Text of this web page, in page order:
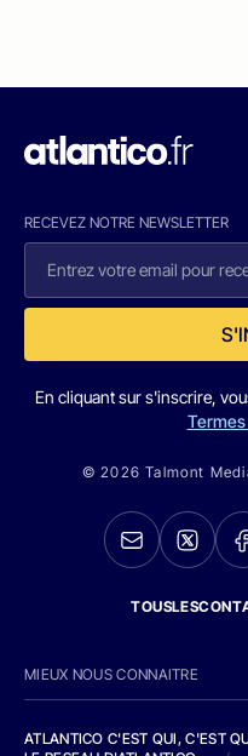
RECEVEZ NOTRE NEWSLETTER
En cliquant sur s'inscrire,
© 2026 Talmont
MIEUX NOUS CONNAITRE
ATLANTICO C'EST QUI, C'EST